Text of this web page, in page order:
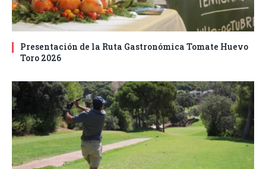
Presentación de la Ruta Gastronómica Tomate Huevo
Toro 2026